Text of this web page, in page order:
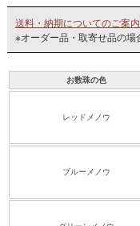
送料・納期についてのご案
※オーダー品・取寄せ品の場
お数珠の色
レッドメノウ
ブルーメノウ